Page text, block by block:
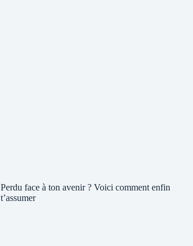
Perdu face à ton avenir ? Voici comment enfin
t’assumer